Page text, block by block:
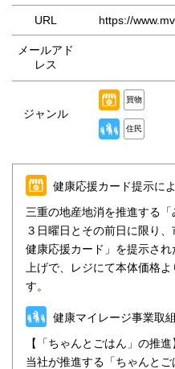
URL https://
メールアド
レス
ジャンル
買物
住民
健康応援カード提示に
三重の地産地消を推進する
３日曜日とその前日に限り
健康応援カード」を提示さ
上げで、レジにて本体価格
す。
健康マイレージ事業取
【「ちゃんとごはん」の推
当社が推進する「ちゃんと